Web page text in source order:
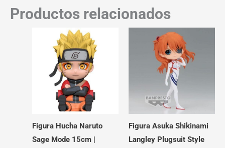
Productos relacionados
Figura Hucha Naruto
Sage Mode 15cm |
Figura Asuka Shikinami
Langley Plugsuit Style